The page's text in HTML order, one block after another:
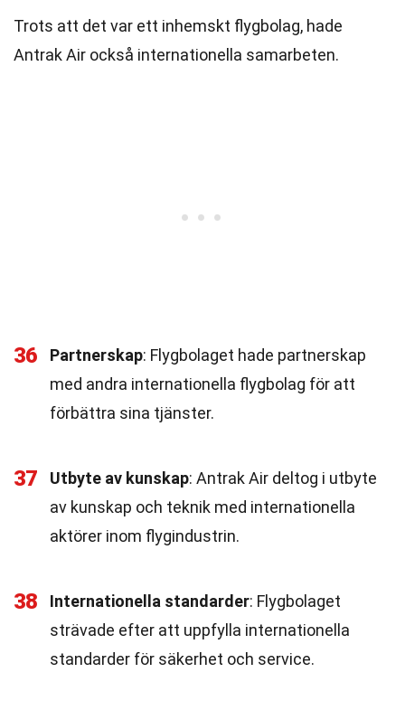
Trots att det var ett inhemskt flygbolag, hade
Antrak Air också internationella samarbeten.
36 Partnerskap: Flygbolaget hade partnerskap
med andra internationella flygbolag för att
förbättra sina tjänster.
37 Utbyte av kunskap: Antrak Air deltog i utbyte
av kunskap och teknik med internationella
aktörer inom flygindustrin.
38 Internationella standarder: Flygbolaget
strävade efter att uppfylla internationella
standarder för säkerhet och service.